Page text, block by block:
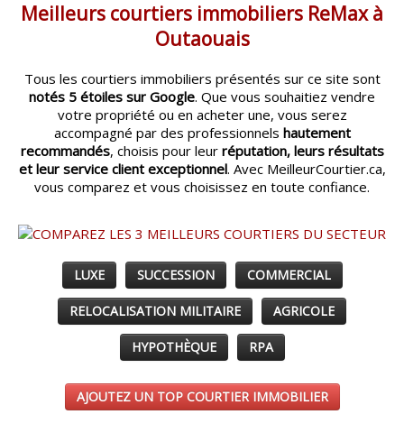
LAVAL
CATÉGORIES▼
ACHETEUR / VENDEUR▼
ENTREPRENEURS▼
ESPACE COURTIER ▼
Meilleurs courtiers immobiliers ReMax à
Outaouais
Tous les courtiers immobiliers présentés sur ce site sont
notés 5 étoiles sur Google. Que vous souhaitiez vendre
votre propriété ou en acheter une, vous serez
accompagné par des professionnels hautement
recommandés, choisis pour leur réputation, leurs résultats
et leur service client exceptionnel. Avec MeilleurCourtier.ca,
vous comparez et vous choisissez en toute confiance.
LUXE SUCCESSION COMMERCIAL
RELOCALISATION MILITAIRE AGRICOLE
HYPOTHÈQUE RPA
AJOUTEZ UN TOP COURTIER IMMOBILIER